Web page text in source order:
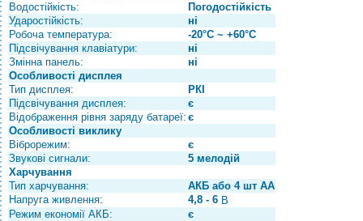
Водостійкість:
Погодостійкість
Ударостійкість:
ні
Робоча температура:
-20°С ~ +60°С
Підсвічування клавіатури:
ні
Змінна панель:
ні
Особливості дисплея
Тип дисплея:
РКІ
Підсвічування дисплея:
є
Відображення рівня заряду батареї: є
Особливості виклику
Віброрежим:
є
Звукові сигнали:
5 мелодій
Харчування
Тип харчування:
АКБ або 4 шт АА
Напруга живлення:
4,8 - 6 В
Режим економії АКБ:
є